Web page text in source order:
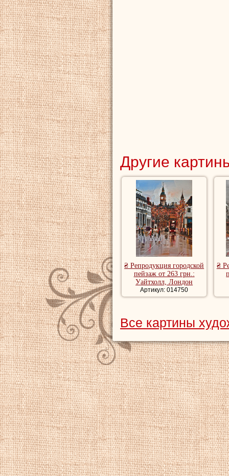
Другие
₴ Репродукция городской
пейзаж от 263 грн.:
Уайтхолл, Лондон
Артикул: 014750
₴
Все картины